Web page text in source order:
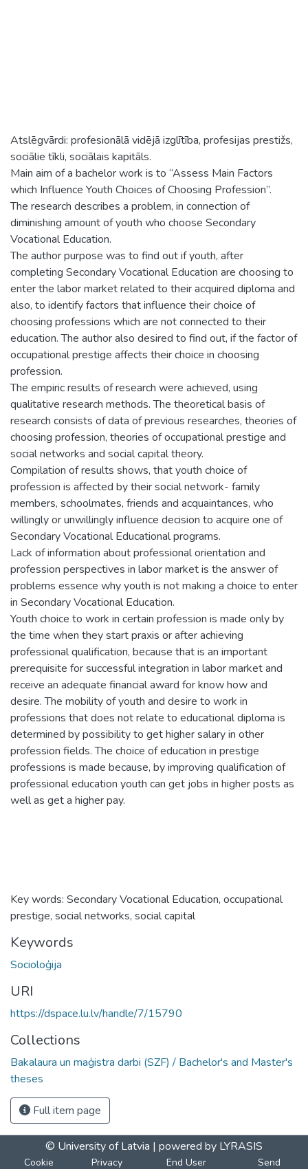
Atslēgvārdi: profesionālā vidējā izglītība, profesijas prestižs,
sociālie tīkli, sociālais kapitāls.
Main aim of a bachelor work is to “Assess Main Factors
which Influence Youth Choices of Choosing Profession”.
The research describes a problem, in connection of
diminishing amount of youth who choose Secondary
Vocational Education.
The author purpose was to find out if youth, after
completing Secondary Vocational Education are choosing to
enter the labor market related to their acquired diploma and
also, to identify factors that influence their choice of
choosing professions which are not connected to their
education. The author also desired to find out, if the factor of
occupational prestige affects their choice in choosing
profession.
The empiric results of research were achieved, using
qualitative research methods. The theoretical basis of
research consists of data of previous researches, theories of
choosing profession, theories of occupational prestige and
social networks and social capital theory.
Compilation of results shows, that youth choice of
profession is affected by their social network- family
members, schoolmates, friends and acquaintances, who
willingly or unwillingly influence decision to acquire one of
Secondary Vocational Educational programs.
Lack of information about professional orientation and
profession perspectives in labor market is the answer of
problems essence why youth is not making a choice to enter
in Secondary Vocational Education.
Youth choice to work in certain profession is made only by
the time when they start praxis or after achieving
professional qualification, because that is an important
prerequisite for successful integration in labor market and
receive an adequate financial award for know how and
desire. The mobility of youth and desire to work in
professions that does not relate to educational diploma is
determined by possibility to get higher salary in other
profession fields. The choice of education in prestige
professions is made because, by improving qualification of
professional education youth can get jobs in higher posts as
well as get a higher pay.
Key words: Secondary Vocational Education, occupational
prestige, social networks, social capital
Keywords
Socioloģija
URI
https://dspace.lu.lv/handle/7/15790
Collections
Bakalaura un maģistra darbi (SZF) / Bachelor's and Master's
theses
Full item page
© University of Latvia | powered by LYRASIS
Cookie Privacy End User Send